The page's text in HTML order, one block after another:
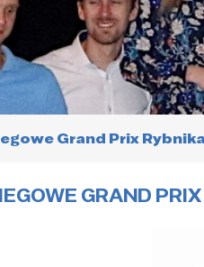
Grand Prix Rybnika
GRAND